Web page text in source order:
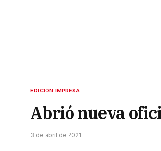
EDICIÓN IMPRESA
Abrió nueva
3 de abril de 2021